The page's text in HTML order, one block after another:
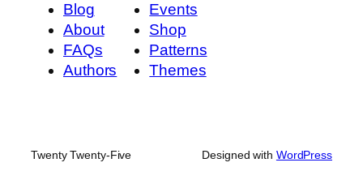
Blog
About
FAQs
Authors
Events
Shop
Patterns
Themes
Twenty Twenty-Five Designed with WordPress